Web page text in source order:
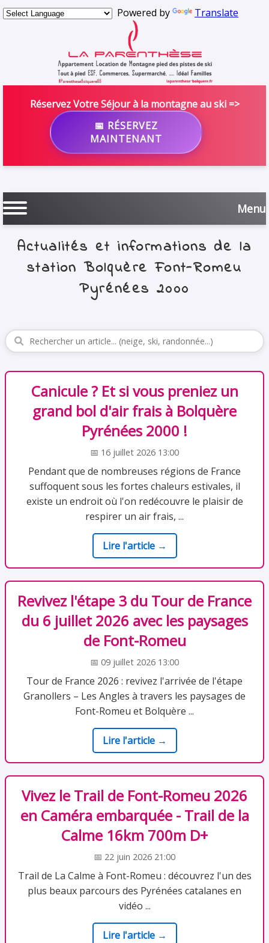
Powered by Translate
Réservez Votre Séjour à la montagne au ski =>
📅 RÉSERVEZ
MAINTENANT
Menu
Actualités et informations de la
station Bolquère Font-Romeu
Pyrénées 2000
Canicule ? Et si vous preniez un
grand bol d'air frais à Bolquère
Pyrénées 2000 !
📅 16 juillet 2026 13:00
Pendant que de nombreuses régions de France
suffoquent sous les fortes chaleurs estivales, il
existe un endroit où l'on redécouvre le plaisir de
respirer un air frais, ...
Lire l'article →
Revivez l'étape 3 du Tour de France
du 6 juillet 2026 avec les paysages
de Font-Romeu
📅 09 juillet 2026 13:00
Tour de France 2026 : revivez l'arrivée de l'étape
Granollers – Les Angles à travers les paysages de
Font-Romeu et Bolquère ...
Lire l'article →
Vivez le Trail de Font-Romeu 2026
en Caméra embarquée - Trail de la
Calme 16km 700m D+
📅 22 juin 2026 21:00
Trail de La Calme à Font-Romeu : découvrez l'un des
plus beaux parcours des Pyrénées catalanes en
vidéo ...
Lire l'article →